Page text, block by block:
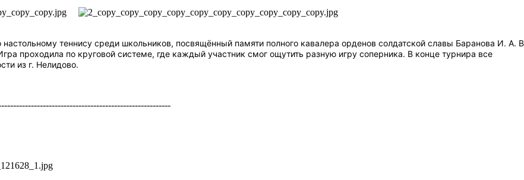
теннису среди школьников, посвящённый памяти полного кавалера орденов солдатской славы Баранова И. А. В
проходила по круговой системе, где каждый участник смог ощутить разную игру соперника. В конце турнира все
из г. Нелидово.